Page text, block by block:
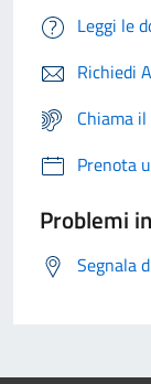
Leggi le
Richiedi
Chiama
Prenota
Problemi
Segnala